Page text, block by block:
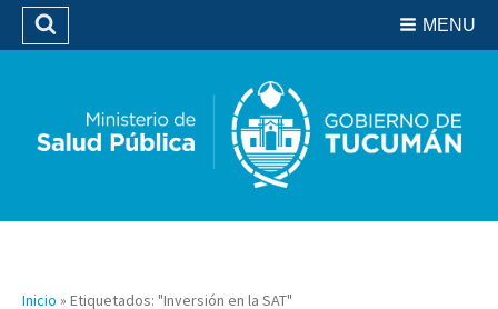
Biblioteca
MENU
Buscar
Inicio » Etiquetados: "Inversión en la SAT"